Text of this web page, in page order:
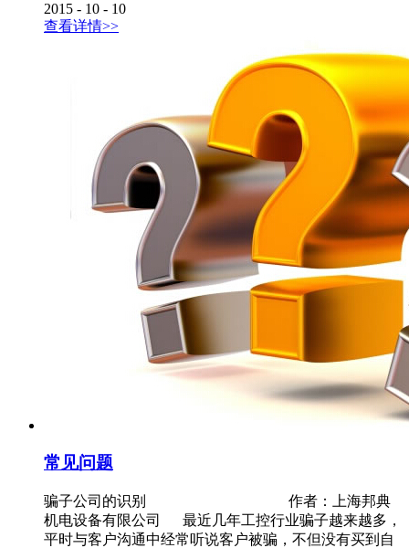
2015 - 10 - 10
查看详情>>
常见问题
骗子公司的识别 作者：上海邦典
机电设备有限公司 最近几年工控行业骗子越来越多，
平时与客户沟通中经常听说客户被骗，不但没有买到自